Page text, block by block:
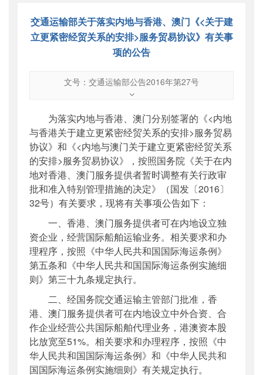
交通运输部关于落实内地与香港、澳门《<关于建
立更紧密经贸关系的安排>服务贸易协议》有关事
项的公告
文号：交通运输部公告2016年第27号
交通运输部公告2016年第27号
公开日期 ：2016年07月20日
主题词：
服务贸易
机构分类 ：水运局
主题分类：行政规范性文件
公文类型：部公告通告
为落实内地与香港、澳门分别签署的《<内地
与香港关于建立更紧密经贸关系的安排>服务贸易
协议》和《<内地与澳门关于建立更紧密经贸关系
的安排>服务贸易协议》，按照国务院《关于在内
地对香港、澳门服务提供者暂时调整有关行政审
批和准入特别管理措施的决定》（国发〔2016〕
32号）有关要求，现将有关事项公告如下：
一、香港、澳门服务提供者可在内地设立独
资企业，经营国际船舶运输业务。相关要求和办
理程序，按照《中华人民共和国国际海运条例》
第五条和《中华人民共和国国际海运条例实施细
则》第三十九条规定执行。
二、经国务院交通运输主管部门批准，香
港、澳门服务提供者可在内地设立中外合资、合
作企业经营公共国际船舶代理业务，港澳资本股
比放宽至51%。相关要求和办理程序，按照《中
华人民共和国国际海运条例》和《中华人民共和
国国际海运条例实施细则》有关规定执行。